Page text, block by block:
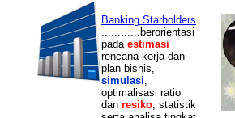
Banking Starholders
............berorientasi
pada estimasi
rencana kerja dan
plan bisnis,
simulasi,
optimalisasi ratio
dan resiko, statistik